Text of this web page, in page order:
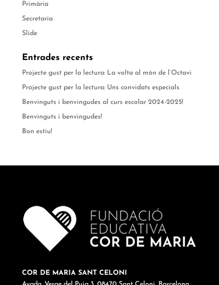
Primària
Secretaria
Slide
Entrades recents
Projecte gust per la lectura: La volta al món de l’Octavi
Projecte gust per la lectura: Uns convidats especials
Benvinguts i benvingudes al curs escolar 2024-2025!
Benvinguts i benvingudes!
Bon estiu!
COR DE MARIA SANT CELONI